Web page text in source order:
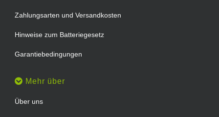
Zahlungsarten und Versandkosten
Hinweise zum Batteriegesetz
Garantiebedingungen
Mehr über
Über uns